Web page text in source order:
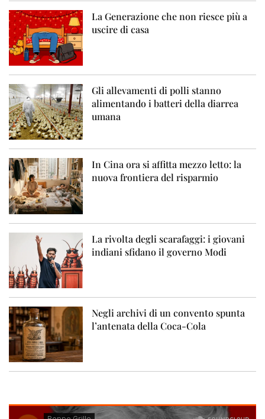
La Generazione che non riesce più a
uscire di casa
Gli allevamenti di polli stanno
alimentando i batteri della diarrea
umana
In Cina ora si affitta mezzo letto: la
nuova frontiera del risparmio
La rivolta degli scarafaggi: i giovani
indiani sfidano il governo Modi
Negli archivi di un convento spunta
l’antenata della Coca-Cola